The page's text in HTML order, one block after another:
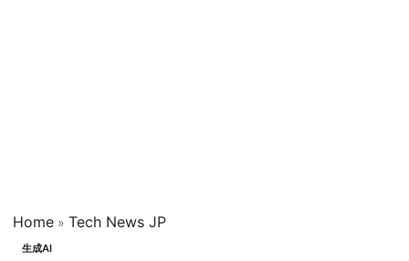
Home » Tech News JP
生成AI